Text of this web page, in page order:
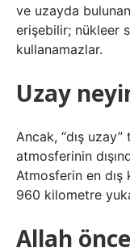
ve uzayda
erişebilir; nükleer
kullanamazlar.
Uzay
Ancak, “dış
atmosferinin
Atmosferin en dış
960 kilometre
Allah